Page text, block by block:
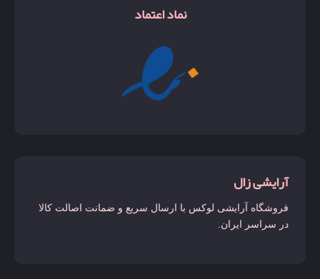
نماد اعتماد
آرایشی زال
فروشگاه آرایشی لوکس با ارسال سریع و ضمانت اصالت کالا
در سراسر ایران.